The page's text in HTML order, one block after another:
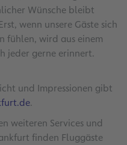
Wünsche bleibt
wenn unsere Gäste sich
fühlen, wird aus einem
jeder gerne erinnert.
und Impressionen gibt
.
weiteren Services und
finden Fluggäste